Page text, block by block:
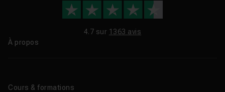
4.7 sur 1363 avis
À propos
Cours & formations